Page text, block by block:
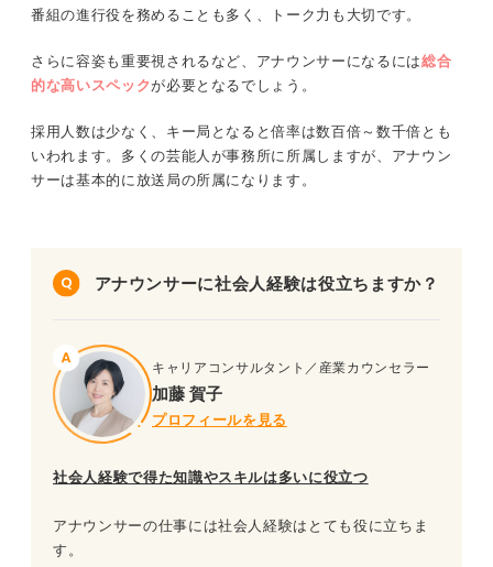
番組の進行役を務めることも多く、トーク力も大切です。
さらに容姿も重要視されるなど、アナウンサーになるには総合
的な高いスペックが必要となるでしょう。
採用人数は少なく、キー局となると倍率は数百倍～数千倍とも
いわれます。多くの芸能人が事務所に所属しますが、アナウン
サーは基本的に放送局の所属になります。
アナウンサーに社会人経験は役立ちますか？
キャリアコンサルタント／産業カウンセラー
加藤 賀子
プロフィールを見る
社会人経験で得た知識やスキルは多いに役立つ
アナウンサーの仕事には社会人経験はとても役に立ちま
す。